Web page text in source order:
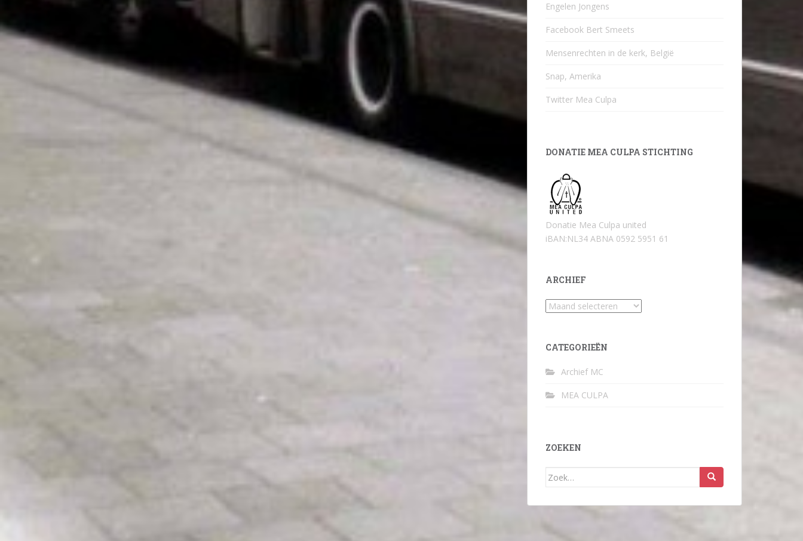
Engelen Jongens
Facebook Bert Smeets
Mensenrechten in de kerk, België
Snap, Amerika
Twitter Mea Culpa
DONATIE MEA CULPA STICHTING
Donatie Mea Culpa united
iBAN:NL34 ABNA 0592 5951 61
ARCHIEF
Archief
CATEGORIEËN
Archief MC
MEA CULPA
ZOEKEN
Zoek